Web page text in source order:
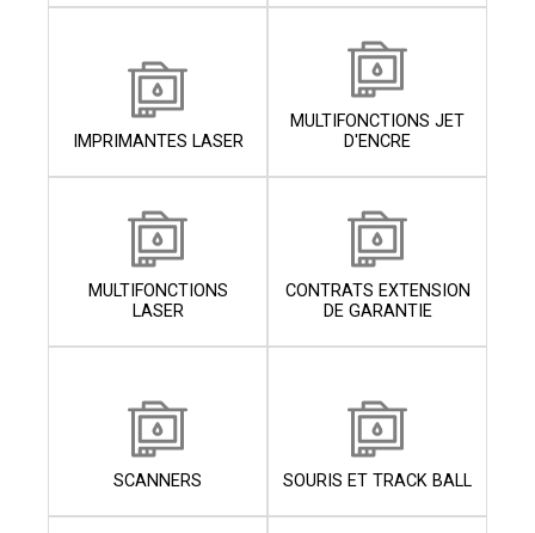
IMPRIMANTES LASER
MULTIFONCTIONS JET
D'ENCRE
MULTIFONCTIONS
LASER
CONTRATS EXTENSION
DE GARANTIE
SCANNERS SOURIS ET TRACK BALL